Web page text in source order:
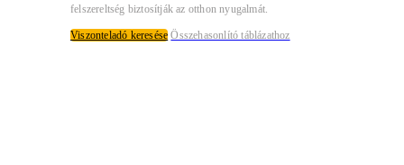
felszereltség biztosítják az otthon nyugalmát.
Viszonteladó keresése Összehasonlító táblázathoz